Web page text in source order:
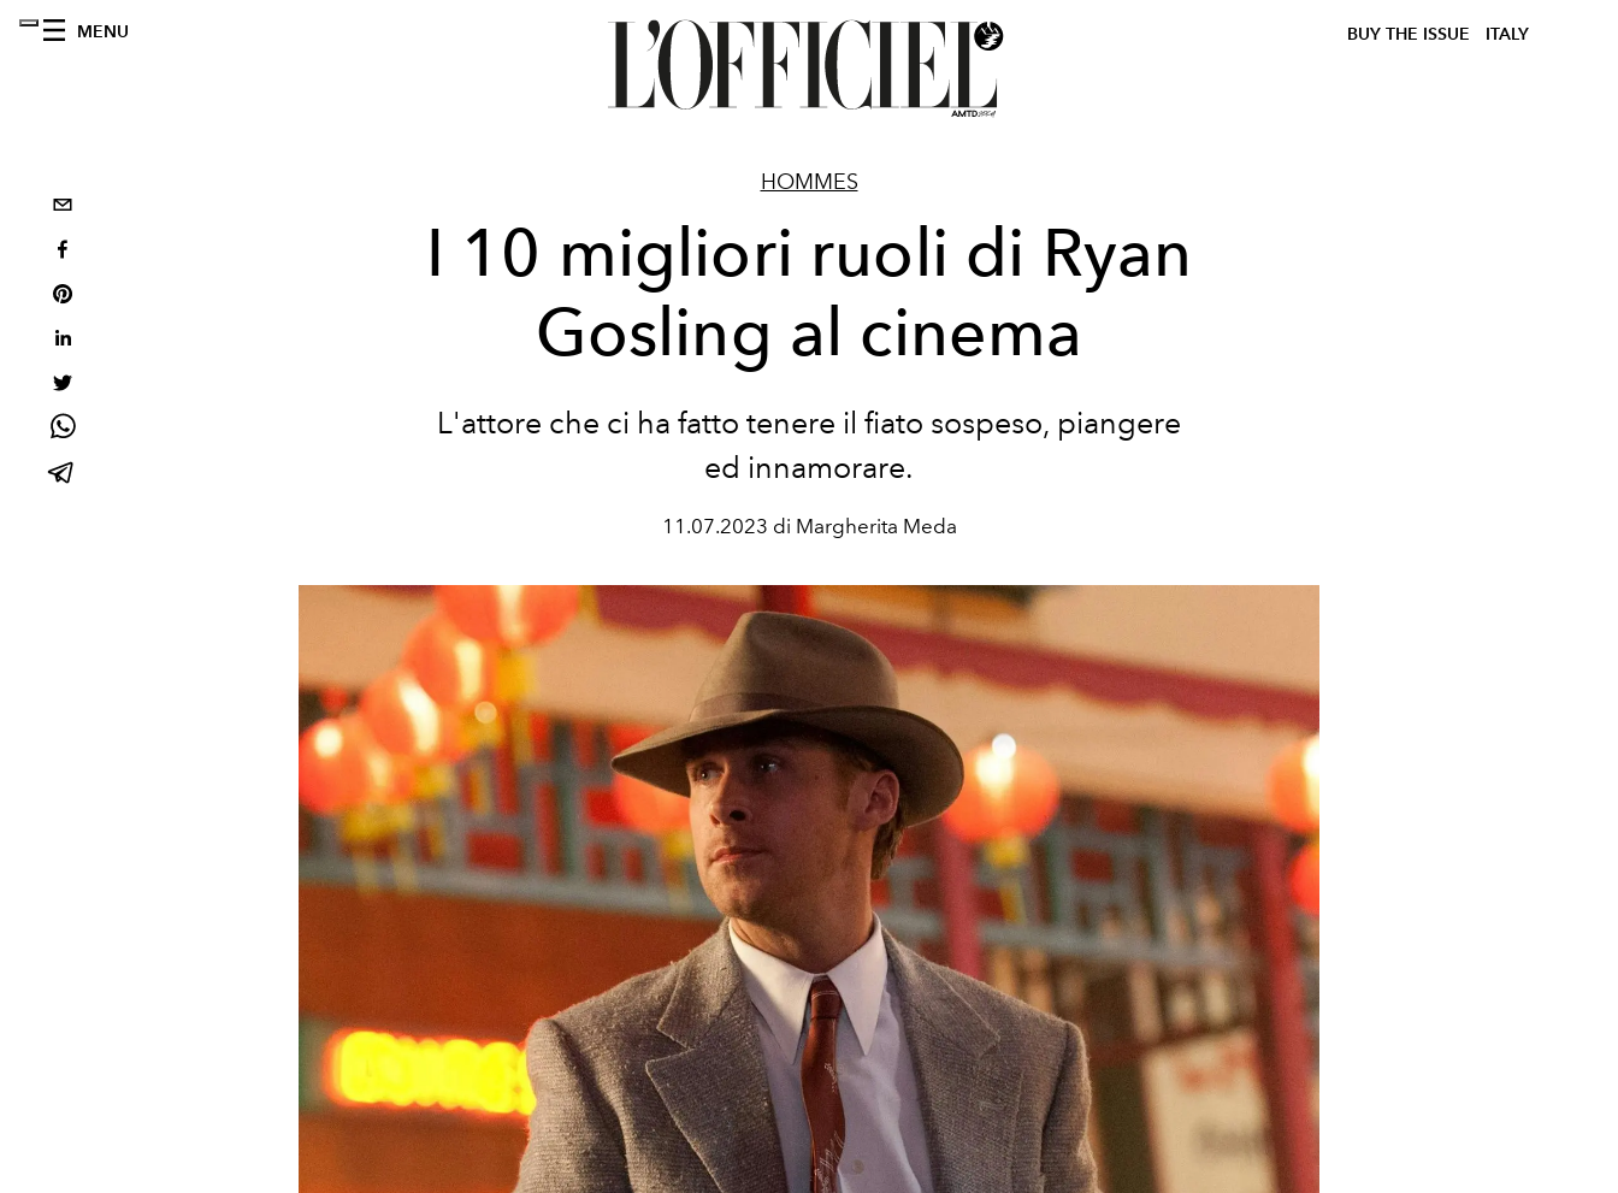
MENU BUY THE ISSUE ITALY
HOMMES
I 10 migliori ruoli di Ryan
Gosling al cinema
L'attore che ci ha fatto tenere il fiato sospeso, piangere
ed innamorare.
11.07.2023 di Margherita Meda